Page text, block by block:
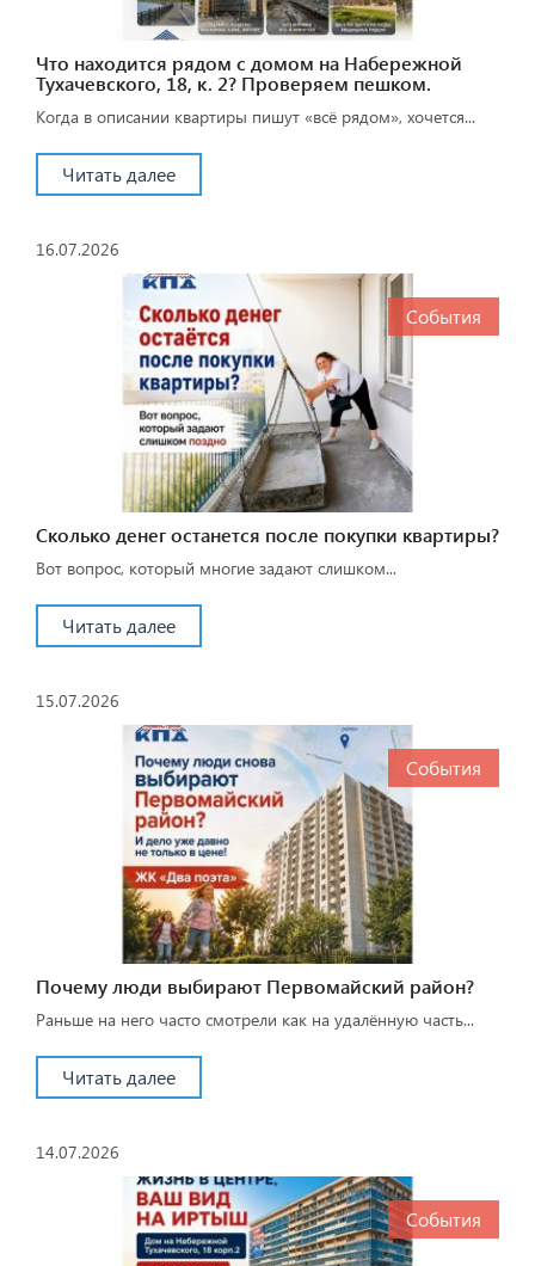
Что находится рядом с домом на Набережной
Тухачевского, 18, к. 2? Проверяем пешком.
Когда в описании квартиры пишут «всё рядом», хочется...
Читать далее
16.07.2026
События
Сколько денег останется после покупки квартиры?
Вот вопрос, который многие задают слишком...
Читать далее
15.07.2026
События
Почему люди выбирают Первомайский район?
Раньше на него часто смотрели как на удалённую часть...
Читать далее
14.07.2026
События